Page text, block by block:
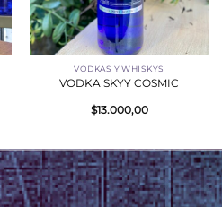
VODKAS Y WHISKYS
VODKA SKYY COSMIC
$13.000,00